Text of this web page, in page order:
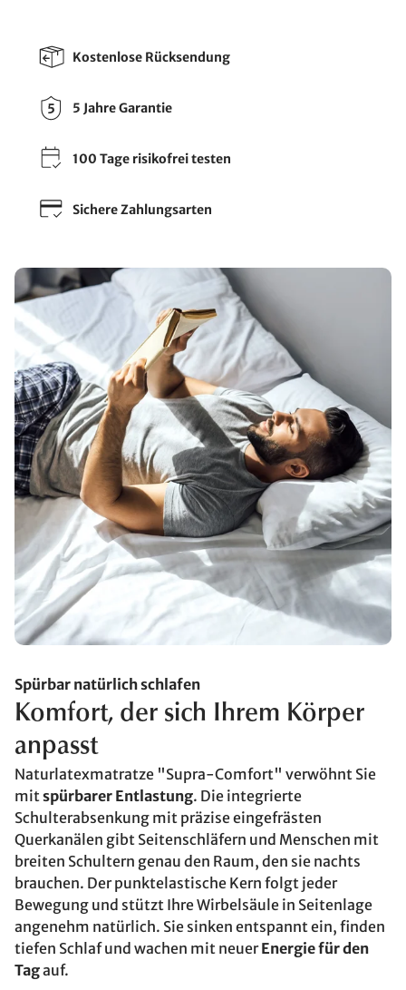
Kostenlose Rücksendung
5 Jahre Garantie
100 Tage risikofrei testen
Sichere Zahlungsarten
Spürbar natürlich schlafen
Komfort, der sich Ihrem Körper
anpasst
Naturlatexmatratze "Supra-Comfort" verwöhnt Sie
mitspürbarer Entlastung. Die integrierte
Schulterabsenkung mit präzise eingefrästen
Querkanälen gibt Seitenschläfern und Menschen mit
breiten Schultern genau den Raum, den sie nachts
brauchen. Der punktelastische Kern folgt jeder
Bewegung und stützt Ihre Wirbelsäule in Seitenlage
angenehm natürlich. Sie sinken entspannt ein, finden
tiefen Schlaf und wachen mit neuerEnergie für den
Tagauf.